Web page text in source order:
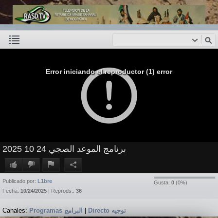
Error iniciando el reproductor (1) error
برنامج الموعد الصجي 24 10 2025
Gusta: 0 (0%)
Publicado por: L1bre
Fecha: 10/24/2025 | Reprods.: 36
Canales: Programas البرامج Directo توجيه